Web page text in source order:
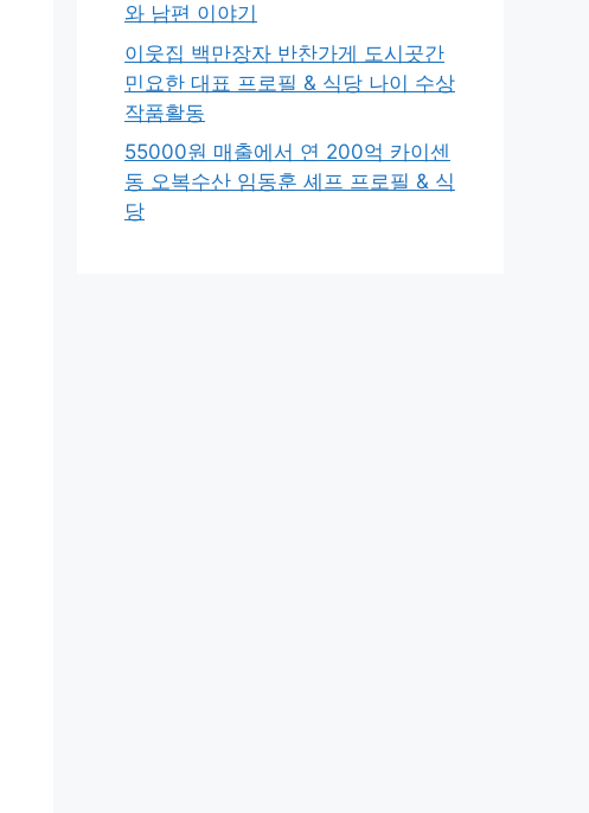
와 남편 이야기
이웃집 백만장자 반찬가게 도시곳간
민요한 대표 프로필 & 식당 나이 수상
작품활동
55000원 매출에서 연 200억 카이센
동 오복수산 임동훈 셰프 프로필 & 식
당